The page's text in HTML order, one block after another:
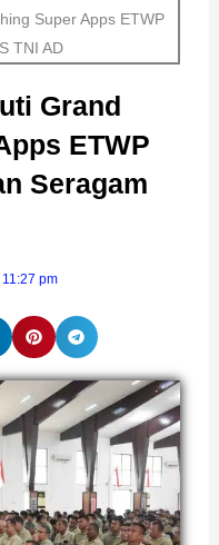
Super Apps ETWP
TNI AD
Grand
ETWP
Seragam
11:27 pm